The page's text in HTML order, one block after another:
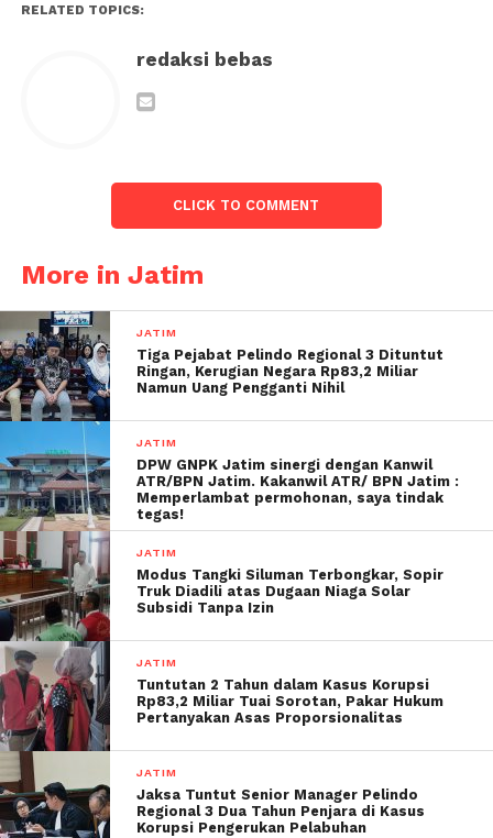
RELATED TOPICS:
redaksi bebas
CLICK TO COMMENT
More in Jatim
JATIM
Tiga Pejabat Pelindo Regional 3 Dituntut
Ringan, Kerugian Negara Rp83,2 Miliar
Namun Uang Pengganti Nihil
JATIM
DPW GNPK Jatim sinergi dengan Kanwil
ATR/BPN Jatim. Kakanwil ATR/ BPN Jatim :
Memperlambat permohonan, saya tindak
tegas!
JATIM
Modus Tangki Siluman Terbongkar, Sopir
Truk Diadili atas Dugaan Niaga Solar
Subsidi Tanpa Izin
JATIM
Tuntutan 2 Tahun dalam Kasus Korupsi
Rp83,2 Miliar Tuai Sorotan, Pakar Hukum
Pertanyakan Asas Proporsionalitas
JATIM
Jaksa Tuntut Senior Manager Pelindo
Regional 3 Dua Tahun Penjara di Kasus
Korupsi Pengerukan Pelabuhan